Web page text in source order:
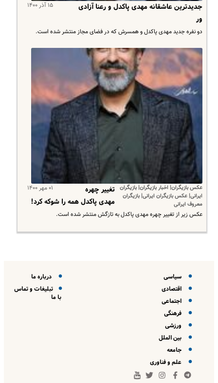
۱۵ آذر ۱۴۰۰
جدیدترین عاشقانه مهدی پاکدل و رعنا آزادی
ور
دو نفره جدید مهدی پاکدل و همسرش که در فضای مجاز منتشر شده است.
عکس بازیگران| اخبار بازیگران| بازیگران
ایرانی| عکس بازیگران ایرانی| بازیگران
معروف ایرانی
۰۱ مهر ۱۴۰۰
تغییر چهره
مهدی پاکدل همه را شوکه کرد!
عکس زیر از تغییر چهره مهدی پاکدل به تازگش منتشر شده است.
سیاسی
اقتصادی
اجتماعی
فرهنگی
ورزشی
بین الملل
جامعه
علم و فناوری
درباره ما
تبلیغات و تماس
با ما